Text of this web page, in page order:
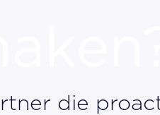
die